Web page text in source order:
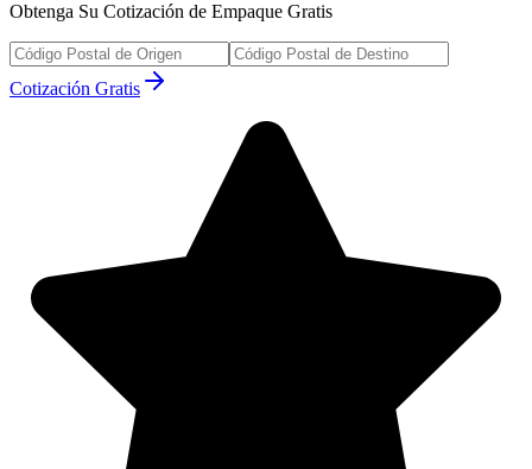
Obtenga Su Cotización de Empaque Gratis
Cotización Gratis